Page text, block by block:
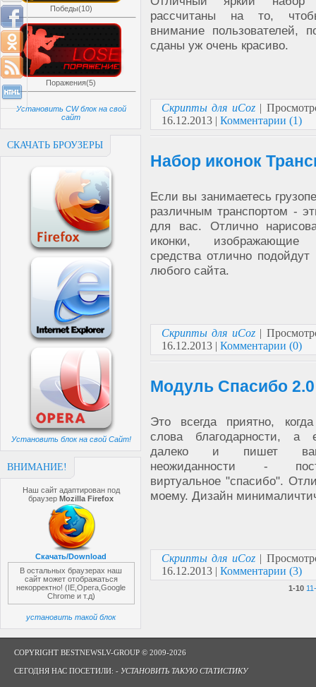
Победы(10)
Поражения(5)
Установить CW блок на свой
сайт
СКАЧАТЬ БРОУЗЕРЫ
Установить блок на свой Сайт!
ВНИМАНИЕ!
Наш сайт адаптирован под
браузерMozilla Firefox
Скачать/Download
В остальных браузерах наш
сайт может отображаться
некорректно! (IE,Opera,Google
Chrome и т.д)
установить такой блок
рассчитаны на то,
внимание пользователей,
сданы уж очень красиво.
Скрипты для uCoz |
16.12.2013 | Комментарии (1)
Набор иконок
Если вы занимаетесь
различным транспортом -
для вас. Отлично
иконки, изображающие
средства отлично
любого сайта.
Скрипты для uCoz |
16.12.2013 | Комментарии (0)
Модуль Спасибо
Это всегда приятно,
слова благодарности, а
далеко и пишет
неожиданности -
виртуальное "спасибо".
моему. Дизайн
Скрипты для uCoz |
16.12.2013 | Комментарии (3)
1-10
COPYRIGHT BESTNEWSLV-GROUP © 2009-2026
СЕГОДНЯ НАС ПОСЕТИЛИ: - УСТАНОВИТЬ ТАКУЮ СТАТИСТИКУ